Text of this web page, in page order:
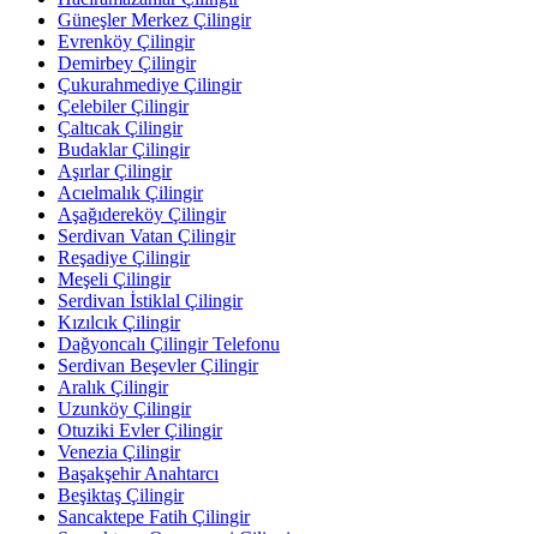
Güneşler Merkez Çilingir
Evrenköy Çilingir
Demirbey Çilingir
Çukurahmediye Çilingir
Çelebiler Çilingir
Çaltıcak Çilingir
Budaklar Çilingir
Aşırlar Çilingir
Acıelmalık Çilingir
Aşağıdereköy Çilingir
Serdivan Vatan Çilingir
Reşadiye Çilingir
Meşeli Çilingir
Serdivan İstiklal Çilingir
Kızılcık Çilingir
Dağyoncalı Çilingir Telefonu
Serdivan Beşevler Çilingir
Aralık Çilingir
Uzunköy Çilingir
Otuziki Evler Çilingir
Venezia Çilingir
Başakşehir Anahtarcı
Beşiktaş Çilingir
Sancaktepe Fatih Çilingir